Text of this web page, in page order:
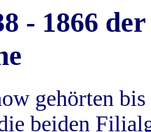
- 1866
gehörten
beiden